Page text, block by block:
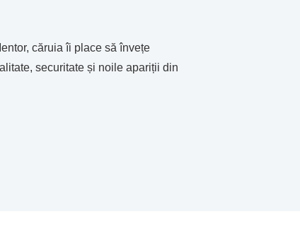
căruia îi place să învețe
securitate și noile apariții din